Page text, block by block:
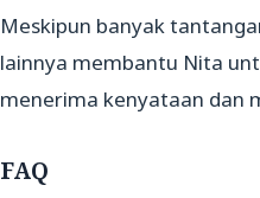
Meskipun banyak
lainnya membantu Nita
menerima kenyataan dan
FAQ